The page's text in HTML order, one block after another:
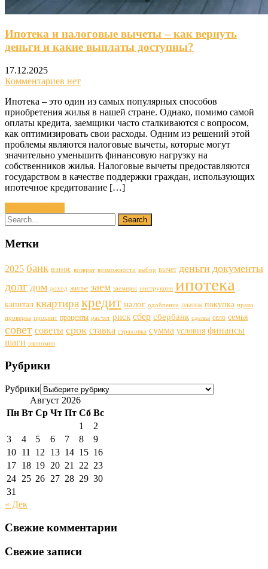
Ипотека и налоговые вычеты – как вернуть
деньги и какие выплаты доступны?
17.12.2025
Комментариев нет
Ипотека – это один из самых популярных способов
приобретения жилья в нашей стране. Однако, помимо самой
оплаты кредита, заемщики часто сталкиваются с вопросом,
как оптимизировать свои расходы. Одним из решений этой
проблемы являются налоговые вычеты, которые могут
значительно уменьшить финансовую нагрузку на
собственников жилья. Налоговые вычеты предоставляются
государством в качестве поддержки граждан, использующих
ипотечное кредитование […]
Метки
2025 банк взнос возврат возможности выбор вычет деньги документы
долг дом доход жилье заем заемщик инструкция ипотека
капитал квартира кредит налог одобрение платеж покупка право
проверка процент проценты расчет риск сбер сбербанк сделка село семья
совет советы срок ставка страховка сумма условия финансы
шаги экономия
Рубрики
Рубрики
Август 2026
Пн Вт Ср Чт Пт Сб Вс
1
2
3
4 5 6 7 8
9
10 11 12 13 14 15 16
17 18 19 20 21 22 23
24 25 26 27 28 29 30
31
« Дек
Свежие комментарии
Свежие записи